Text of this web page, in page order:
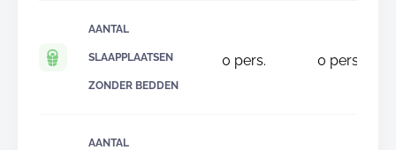
AANTAL
SLAAPPLAATSEN
ZONDER BEDDEN
0 pers. 0 pers.
AANTAL